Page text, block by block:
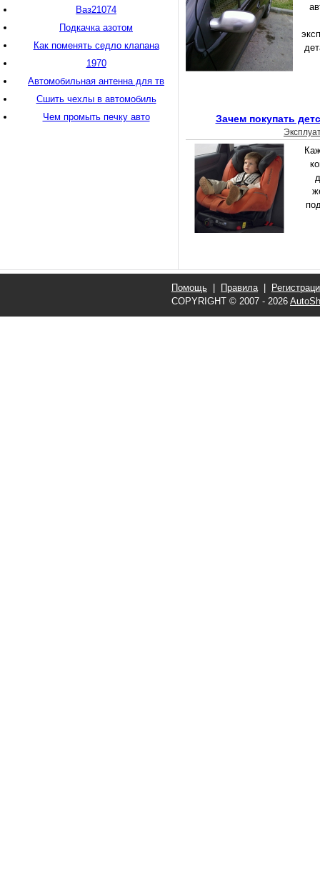
Зачем покупать
Ваз21074
Подкачка азотом
Как поменять седло клапана
1970
Автомобильная антенна для тв
Сшить чехлы в автомобиль
Чем промыть печку авто
Помощь Правила|
COPYRIGHT © 2007 - 2026